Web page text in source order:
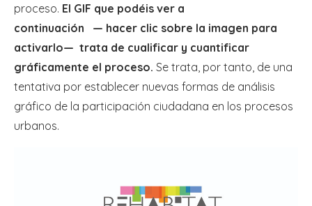
proceso. El GIF que podéis ver a
continuación
— hacer clic sobre la imagen para
activarlo— trata de cualificar y cuantificar
gráficamente el proceso. Se trata, por tanto, de una
tentativa por establecer nuevas formas de análisis
gráfico de la participación ciudadana en los procesos
urbanos.